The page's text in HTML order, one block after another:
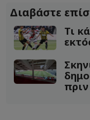
Διαβάστε
Τι